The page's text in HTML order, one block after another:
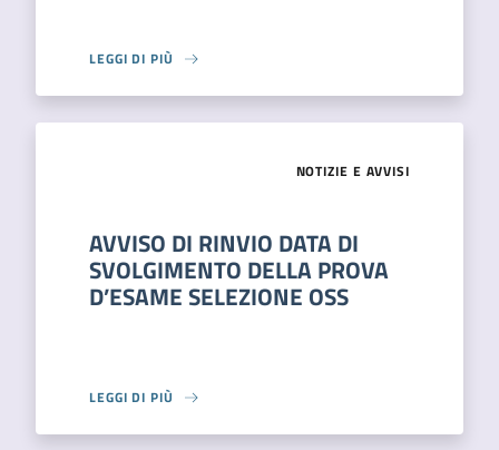
LEGGI DI PIÙ
NOTIZIE E AVVISI
AVVISO DI RINVIO DATA DI
SVOLGIMENTO DELLA PROVA
D’ESAME SELEZIONE OSS
LEGGI DI PIÙ